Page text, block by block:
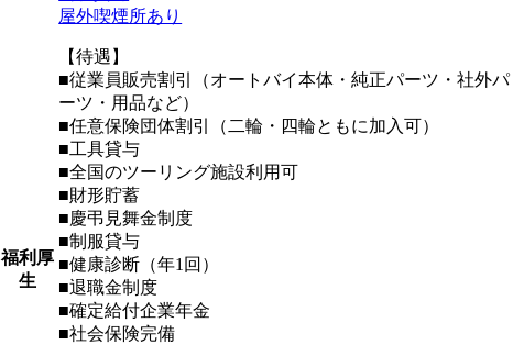
福利厚
生
屋外喫煙所あり
【待遇】
■従業員販売割引（オートバイ本体・純正パーツ・社外パ
ーツ・用品など）
■任意保険団体割引（二輪・四輪ともに加入可）
■工具貸与
■全国のツーリング施設利用可
■財形貯蓄
■慶弔見舞金制度
■制服貸与
■健康診断（年1回）
■退職金制度
■確定給付企業年金
■社会保険完備